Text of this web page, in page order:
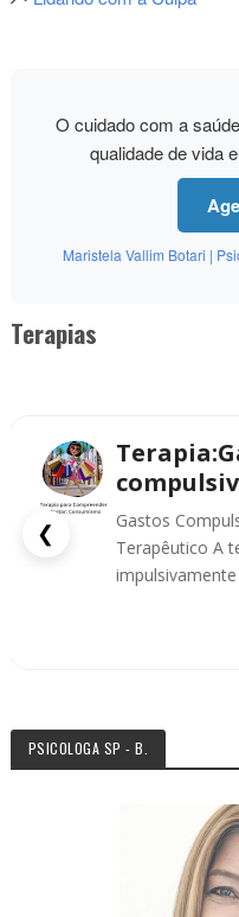
O cuidado com a
qualidade de vida
Maristela Vallim Botari |
Terapias
❮
Gastos
Terapêutico A tendência a comprar
PSICOLOGA SP - B.